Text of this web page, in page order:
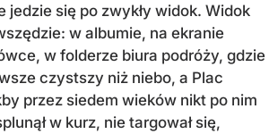
jedzie się po zwykły widok. Widok
w albumie, na ekranie
w folderze biura podróży, gdzie
czystszy niż niebo, a Plac
przez siedem wieków nikt po nim
w kurz, nie targował się,